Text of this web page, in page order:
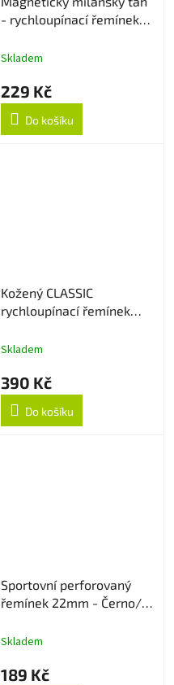
- rychloupínací řemínek
Skladem
229 Kč
Do košíku
Kožený CLASSIC
rychloupínací řemínek
Skladem
390 Kč
Do košíku
Sportovní perforovaný
řemínek 22mm - Černo/
Skladem
189 Kč